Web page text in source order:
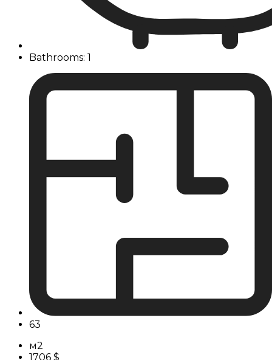
Bathrooms: 1
63
м2
1706 $